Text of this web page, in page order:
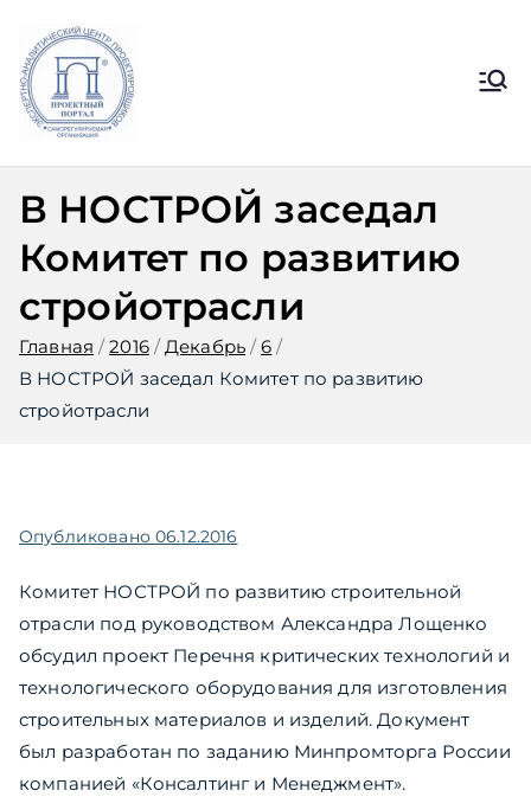
содержимому
ЭАЦП
«Проектный
портал»
портал»
В НОСТРОЙ заседал
Комитет по развитию
стройотрасли
Главная 2016 Декабрь
6
В НОСТРОЙ заседал Комитет по развитию
стройотрасли
Опубликовано 06.12.2016
Комитет НОСТРОЙ по развитию строительной
отрасли под руководством Александра Лощенко
обсудил проект Перечня критических технологий и
технологического оборудования для изготовления
строительных материалов и изделий. Документ
был разработан по заданию Минпромторга России
компанией «Консалтинг и Менеджмент».